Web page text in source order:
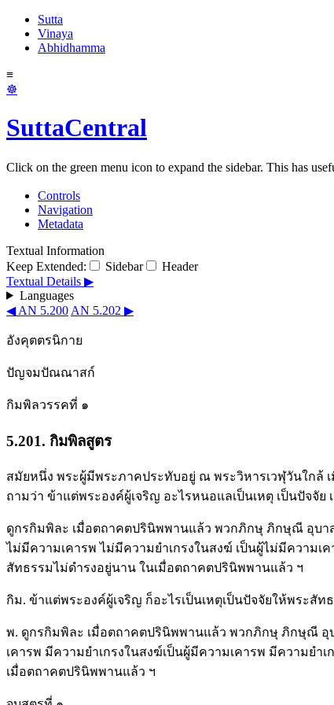
Sutta
Vinaya
Abhidhamma
≡
☸
SuttaCentral
Click on the green menu icon to expand the sidebar. This has
Controls
Navigation
Metadata
Textual Information
Keep Extended:
Sidebar
Header
Textual Details ▶
Languages
◀ AN 5.200 AN 5.202 ▶
อังคุตตรนิกาย
ปัญจมปัณณาสก์
กิมพิลวรรคที่ ๑
5.201. กิมพิลสูตร
สมัยหนึ่ง พระผู้มีพระภาคประทับอยู่ ณ พระวิหารเวฬุวันใกล้
ถามว่า ข้าแต่พระองค์ผู้เจริญ อะไรหนอแลเป็นเหตุ เป็นปัจ
ดูกรกิมพิละ เมื่อตถาคตปรินิพพานแล้ว พวกภิกษุ ภิกษุณี อุบาส
ไม่มีความเคารพ ไม่มีความยำเกรงในสงฆ์ เป็นผู้ไม่มีความเ
สัทธรรมไม่ดำรงอยู่นาน ในเมื่อตถาคตปรินิพพานแล้ว ฯ
กิม. ข้าแต่พระองค์ผู้เจริญ ก็อะไรเป็นเหตุเป็นปัจจัยให้พระสั
พ. ดูกรกิมพิละ เมื่อตถาคตปรินิพพานแล้ว พวกภิกษุ ภิกษุณี อุบ
เคารพ มีความยำเกรงในสงฆ์เป็นผู้มีความเคารพ มีความยำ
เมื่อตถาคตปรินิพพานแล้ว ฯ